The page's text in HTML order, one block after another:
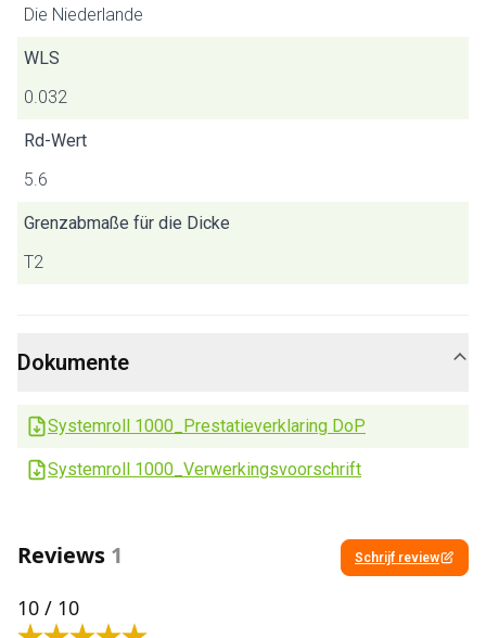
Die Niederlande
WLS
0.032
Rd-Wert
5.6
Grenzabmaße für die Dicke
T2
Dokumente
Systemroll 1000_Prestatieverklaring DoP
Systemroll 1000_Verwerkingsvoorschrift
Reviews 1 Schrijf review
10 / 10